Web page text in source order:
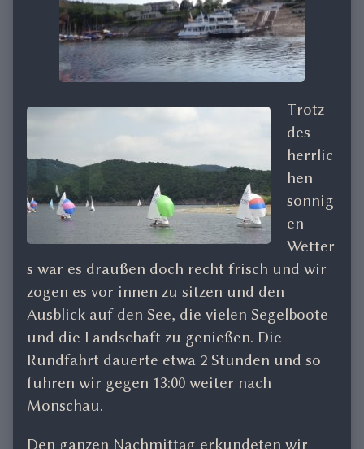
Trotz
des
herrlic
hen
sonnig
en
Wetter
s war es draußen doch recht frisch und wir
zogen es vor innen zu sitzen und den
Ausblick auf den See, die vielen Segelboote
und die Landschaft zu genießen. Die
Rundfahrt dauerte etwa 2 Stunden und so
fuhren wir gegen 13:00 weiter nach
Monschau.
Den ganzen Nachmittag erkundeten wir